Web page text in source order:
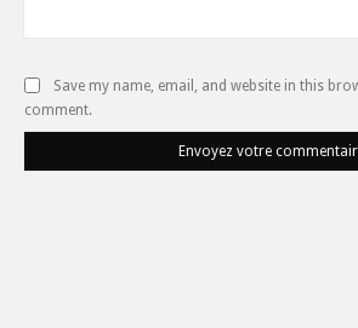
Save my name, email, and website in this
comment.
Envoyez votre